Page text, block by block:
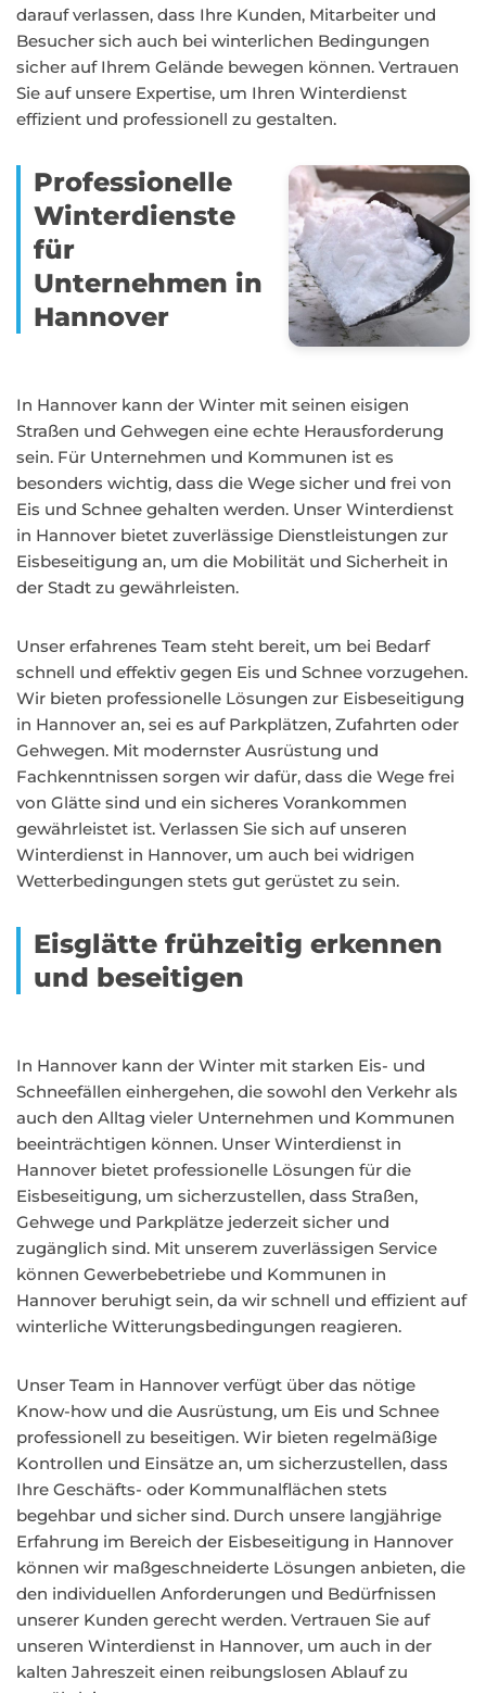
darauf verlassen, dass Ihre Kunden, Mitarbeiter und
Besucher sich auch bei winterlichen Bedingungen
sicher auf Ihrem Gelände bewegen können. Vertrauen
Sie auf unsere Expertise, um Ihren Winterdienst
effizient und professionell zu gestalten.
Professionelle
Winterdienste
für
Unternehmen in
Hannover
In Hannover kann der Winter mit seinen eisigen
Straßen und Gehwegen eine echte Herausforderung
sein. Für Unternehmen und Kommunen ist es
besonders wichtig, dass die Wege sicher und frei von
Eis und Schnee gehalten werden. Unser Winterdienst
in Hannover bietet zuverlässige Dienstleistungen zur
Eisbeseitigung an, um die Mobilität und Sicherheit in
der Stadt zu gewährleisten.
Unser erfahrenes Team steht bereit, um bei Bedarf
schnell und effektiv gegen Eis und Schnee vorzugehen.
Wir bieten professionelle Lösungen zur Eisbeseitigung
in Hannover an, sei es auf Parkplätzen, Zufahrten oder
Gehwegen. Mit modernster Ausrüstung und
Fachkenntnissen sorgen wir dafür, dass die Wege frei
von Glätte sind und ein sicheres Vorankommen
gewährleistet ist. Verlassen Sie sich auf unseren
Winterdienst in Hannover, um auch bei widrigen
Wetterbedingungen stets gut gerüstet zu sein.
Eisglätte frühzeitig erkennen
und beseitigen
In Hannover kann der Winter mit starken Eis- und
Schneefällen einhergehen, die sowohl den Verkehr als
auch den Alltag vieler Unternehmen und Kommunen
beeinträchtigen können. Unser Winterdienst in
Hannover bietet professionelle Lösungen für die
Eisbeseitigung, um sicherzustellen, dass Straßen,
Gehwege und Parkplätze jederzeit sicher und
zugänglich sind. Mit unserem zuverlässigen Service
können Gewerbebetriebe und Kommunen in
Hannover beruhigt sein, da wir schnell und effizient auf
winterliche Witterungsbedingungen reagieren.
Unser Team in Hannover verfügt über das nötige
Know-how und die Ausrüstung, um Eis und Schnee
professionell zu beseitigen. Wir bieten regelmäßige
Kontrollen und Einsätze an, um sicherzustellen, dass
Ihre Geschäfts- oder Kommunalflächen stets
begehbar und sicher sind. Durch unsere langjährige
Erfahrung im Bereich der Eisbeseitigung in Hannover
können wir maßgeschneiderte Lösungen anbieten, die
den individuellen Anforderungen und Bedürfnissen
unserer Kunden gerecht werden. Vertrauen Sie auf
unseren Winterdienst in Hannover, um auch in der
kalten Jahreszeit einen reibungslosen Ablauf zu